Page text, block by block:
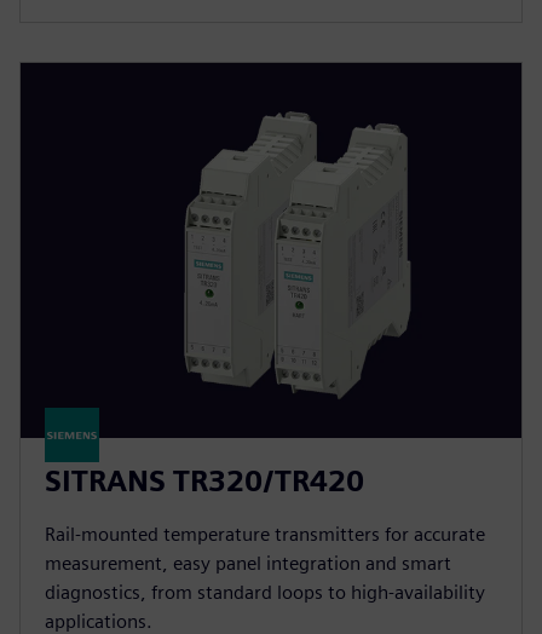
SITRANS TR320/TR420
Rail-mounted temperature transmitters for accurate
measurement, easy panel integration and smart
diagnostics, from standard loops to high-availability
applications.